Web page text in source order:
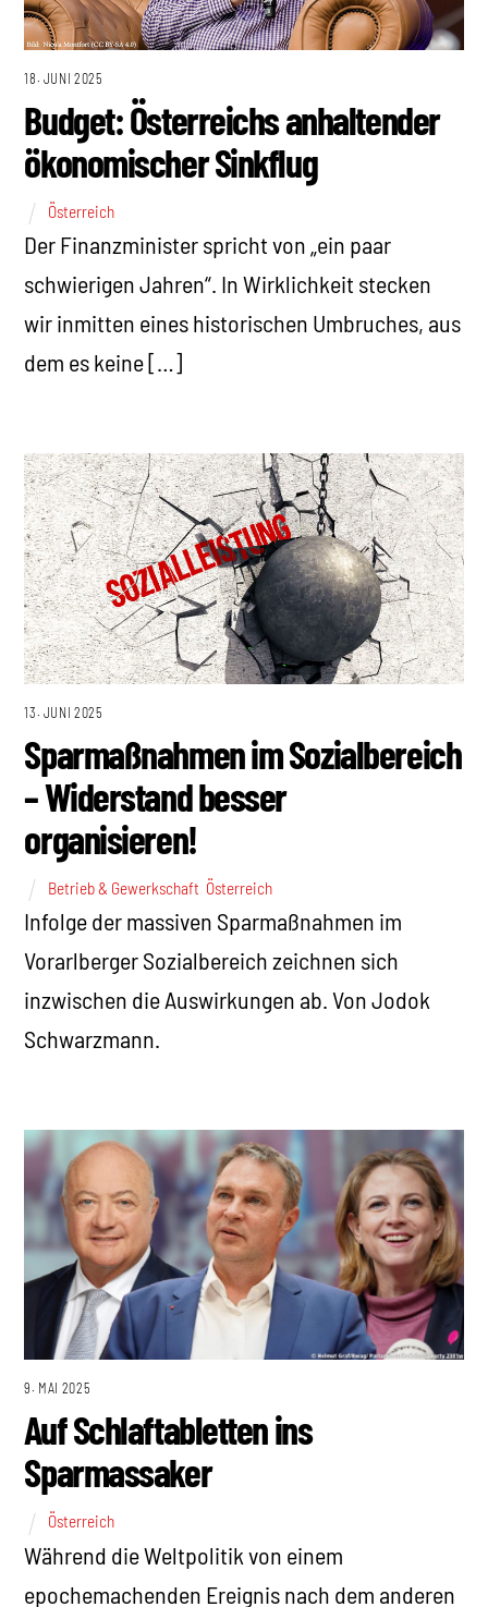
18. JUNI 2025
Budget: Österreichs anhaltender
ökonomischer Sinkflug
Österreich
Der Finanzminister spricht von „ein paar
schwierigen Jahren“. In Wirklichkeit stecken
wir inmitten eines historischen Umbruches, aus
dem es keine […]
13. JUNI 2025
Sparmaßnahmen im Sozialbereich
– Widerstand besser
organisieren!
Betrieb & Gewerkschaft Österreich
Infolge der massiven Sparmaßnahmen im
Vorarlberger Sozialbereich zeichnen sich
inzwischen die Auswirkungen ab. Von Jodok
Schwarzmann.
9. MAI 2025
Auf Schlaftabletten ins
Sparmassaker
Österreich
Während die Weltpolitik von einem
epochemachenden Ereignis nach dem anderen